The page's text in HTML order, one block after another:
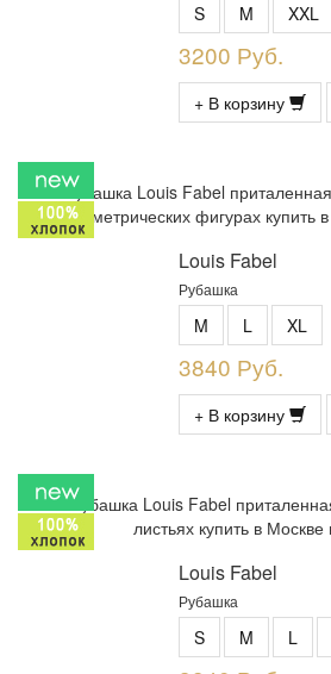
S M XXL
3200 Руб.
+ В корзину
Louis Fabel
Рубашка
M L XL
3840 Руб.
+ В корзину
Louis Fabel
Рубашка
S M L